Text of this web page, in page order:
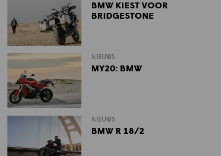
BMW KIEST VOOR
BRIDGESTONE
NIEUWS
MY20: BMW
NIEUWS
BMW R 18/2